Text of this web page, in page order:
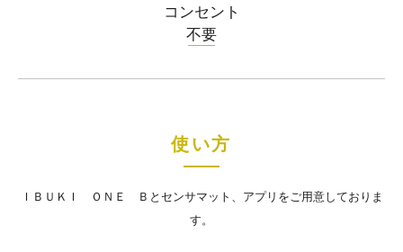
コンセント
不要
使い方
ＩＢＵＫＩ ＯＮＥ Ｂとセンサマット、アプリをご用意しておりま
す。